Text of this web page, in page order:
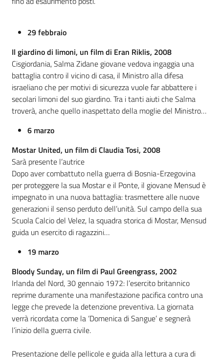
29 febbraio
Il giardino di limoni, un film di Eran Riklis, 2008
Cisgiordania, Salma Zidane giovane vedova ingaggia una
battaglia contro il vicino di casa, il Ministro alla difesa
israeliano che per motivi di sicurezza vuole far abbattere i
secolari limoni del suo giardino. Tra i tanti aiuti che Salma
troverà, anche quello inaspettato della moglie del Ministro…
6 marzo
Mostar United, un film di Claudia Tosi, 2008
Sarà presente l’autrice
Dopo aver combattuto nella guerra di Bosnia-Erzegovina
per proteggere la sua Mostar e il Ponte, il giovane Mensud è
impegnato in una nuova battaglia: trasmettere alle nuove
generazioni il senso perduto dell’unità. Sul campo della sua
Scuola Calcio del Velez, la squadra storica di Mostar, Mensud
guida un esercito di ragazzini…
19 marzo
Bloody Sunday, un film di Paul Greengrass, 2002
Irlanda del Nord, 30 gennaio 1972: l’esercito britannico
reprime duramente una manifestazione pacifica contro una
legge che prevede la detenzione preventiva. La giornata
verrà ricordata come la ‘Domenica di Sangue’ e segnerà
l’inizio della guerra civile.
Presentazione delle pellicole e guida alla lettura a cura di